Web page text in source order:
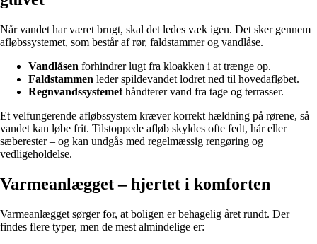
Når vandet har været brugt, skal det ledes væk igen. Det sker gennem
afløbssystemet, som består af rør, faldstammer og vandlåse.
Vandlåsen forhindrer lugt fra kloakken i at trænge op.
Faldstammen leder spildevandet lodret ned til hovedafløbet.
Regnvandssystemet håndterer vand fra tage og terrasser.
Et velfungerende afløbssystem kræver korrekt hældning på rørene, så
vandet kan løbe frit. Tilstoppede afløb skyldes ofte fedt, hår eller
sæberester – og kan undgås med regelmæssig rengøring og
vedligeholdelse.
Varmeanlægget – hjertet i komforten
Varmeanlægget sørger for, at boligen er behagelig året rundt. Der
findes flere typer, men de mest almindelige er: